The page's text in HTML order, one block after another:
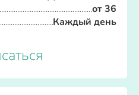
от 36
Каждый день